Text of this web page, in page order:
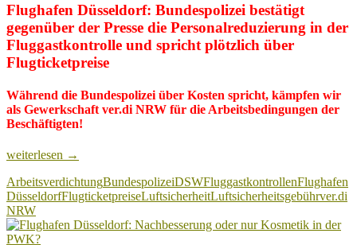
Flughafen Düsseldorf: Bundespolizei bestätigt
gegenüber der Presse die Personalreduzierung in der
Fluggastkontrolle und spricht plötzlich über
Flugticketpreise
Während die Bundespolizei über Kosten spricht, kämpfen wir
als Gewerkschaft ver.di NRW für die Arbeitsbedingungen der
Beschäftigten!
Flughafen
Bundespolizei
bestätigt
Personalreduzierung
und
spricht
weiterlesen →
ArbeitsverdichtungBundespolizeiDSWFluggastkontrollenFlughafen
DüsseldorfFlugticketpreiseLuftsicherheitLuftsicherheitsgebührver.di
NRW